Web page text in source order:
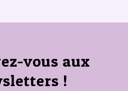
vous aux
!